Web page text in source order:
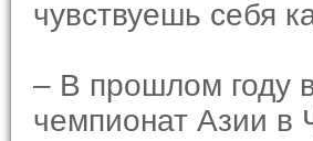
чувствуешь себя
– В прошлом году
чемпионат Азии в